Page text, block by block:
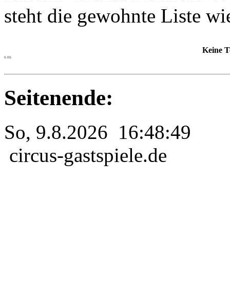
steht die gewohnte Liste
Keine
0.00
Seitenende:
So, 9.8.2026 16:48:49
circus-gastspiele.de